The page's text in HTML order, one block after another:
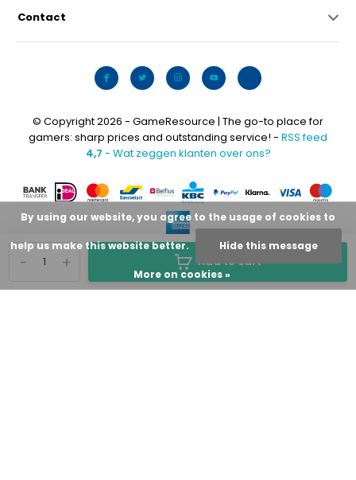
+
- Add to cart
Contact
© Copyright 2026 - GameResource | The go-to place for
gamers: sharp prices and outstanding service! - RSS feed
4,7 - Wat zeggen klanten over ons?
By using our website, you agree to the usage of cookies to
help us make this website better. Hide this message
More on cookies »